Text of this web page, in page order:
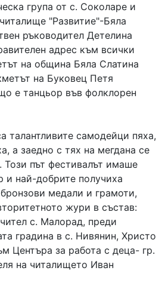
група от с. Соколаре и
"Развитие"-Бяла
ръководител Детелина
адрес към всички
на община Бяла Слатина
на Буковец Петя
е танцьор във фолклорен
талантливите самодейци пяха,
а заедно с тях на мегдана се
път фестивалът имаше
и най-добрите получиха
медали и грамоти,
жури в състав:
с. Малорад, преди
градина в с. Нивянин, Христо
Центъра за работа с деца- гр.
на читалището Иван